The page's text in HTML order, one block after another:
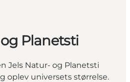
Planetsti
Jels Natur- og Planetsti
oplev universets størrelse.